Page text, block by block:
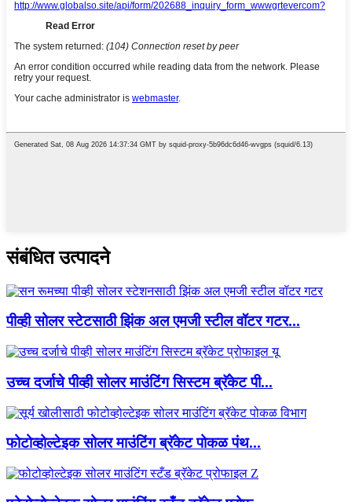
संबंधित उत्पादने
पीव्ही सोलर स्टेटसाठी झिंक अल एमजी स्टील वॉटर गटर...
उच्च दर्जाचे पीव्ही सोलर माउंटिंग सिस्टम ब्रॅकेट पी...
फोटोव्होल्टेइक सोलर माउंटिंग ब्रॅकेट पोकळ पंथ...